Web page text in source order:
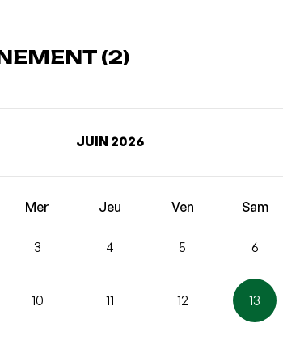
(2)
JUIN 2026
Mer Jeu Ven Sam
3 4 5 6
10 11 12 13